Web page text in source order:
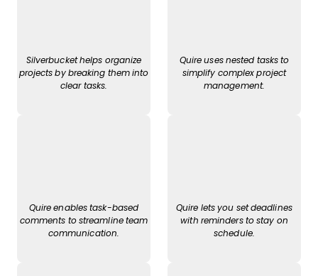
Silverbucket helps organize
projects by breaking them into
clear tasks.
Quire uses nested tasks to
simplify complex project
management.
Quire enables task-based
comments to streamline team
communication.
Quire lets you set deadlines
with reminders to stay on
schedule.